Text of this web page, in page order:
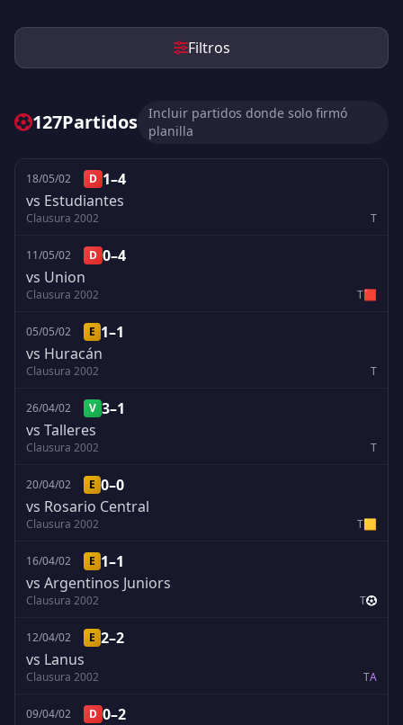
Filtros
127Partidos
Incluir partidos donde solo firmó
planilla
18/05/02 D 1–4
vs Estudiantes
Clausura 2002 T
11/05/02 D 0–4
vs Union
Clausura 2002 T🟥
05/05/02 E 1–1
vs Huracán
Clausura 2002 T
26/04/02 V 3–1
vs Talleres
Clausura 2002 T
20/04/02 E 0–0
vs Rosario Central
Clausura 2002 T🟨
16/04/02 E 1–1
vs Argentinos Juniors
Clausura 2002 T
12/04/02 E 2–2
vs Lanus
Clausura 2002 TA
09/04/02 D 0–2